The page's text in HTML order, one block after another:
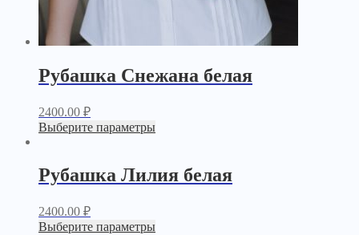
Рубашка Снежана белая
2400.00 ₽
Выберите параметры
Рубашка Лилия белая
2400.00 ₽
Выберите параметры